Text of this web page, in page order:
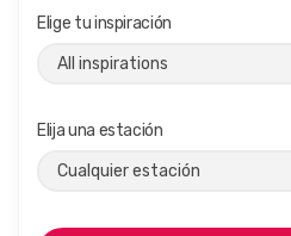
Elige tu inspiración
Elija una estación